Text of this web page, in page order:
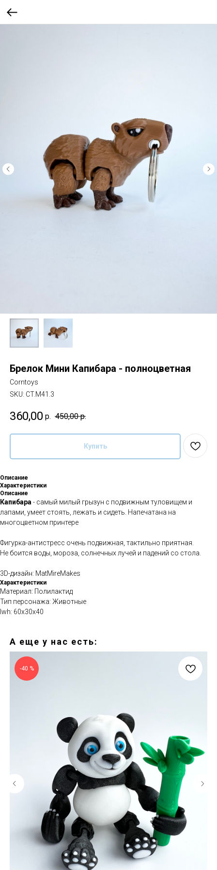
Брелок Мини Капибара - полноцветная
Corntoys
SKU: CT.M41.3
360,00 р. 450,00 р.
Купить
Описание
Характеристики
Описание
Капибара- самый милый грызун с подвижным туловищем и
лапами, умеет стоять, лежать и сидеть. Напечатана на
многоцветном принтере
Фигурка-антистресс очень подвижная, тактильно приятная.
Не боится воды, мороза, солнечных лучей и падений со стола.
3D-дизайн: MatMireMakes
Характеристики
Материал: Полилактид
Тип персонажа: Животные
lwh: 60x30x40
А еще у нас есть:
-40 %